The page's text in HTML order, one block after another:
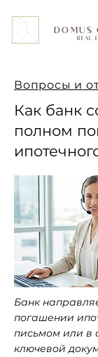
DOMUS
REAL
Вопросы и
Как банк
полном
Банк
погашении
письмом или в
ключевой